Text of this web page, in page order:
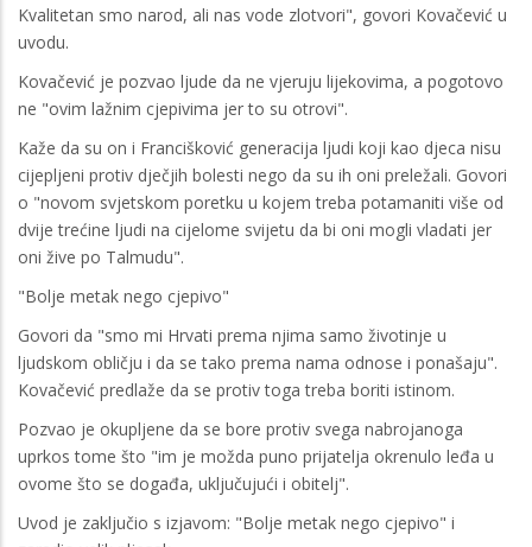
Kvalitetan smo narod, ali nas vode zlotvori", govori Kovačević u
uvodu.
Kovačević je pozvao ljude da ne vjeruju lijekovima, a pogotovo
ne "ovim lažnim cjepivima jer to su otrovi".
Kaže da su on i Francišković generacija ljudi koji kao djeca nisu
cijepljeni protiv dječjih bolesti nego da su ih oni preležali. Govori
o "novom svjetskom poretku u kojem treba potamaniti više od
dvije trećine ljudi na cijelome svijetu da bi oni mogli vladati jer
oni žive po Talmudu".
"Bolje metak nego cjepivo"
Govori da "smo mi Hrvati prema njima samo životinje u
ljudskom obličju i da se tako prema nama odnose i ponašaju".
Kovačević predlaže da se protiv toga treba boriti istinom.
Pozvao je okupljene da se bore protiv svega nabrojanoga
uprkos tome što "im je možda puno prijatelja okrenulo leđa u
ovome što se događa, uključujući i obitelj".
Uvod je zaključio s izjavom: "Bolje metak nego cjepivo" i